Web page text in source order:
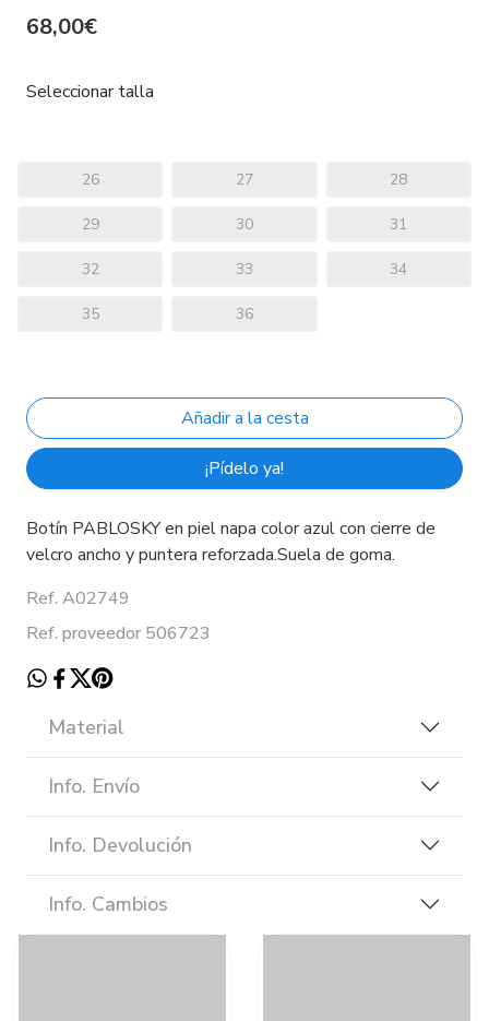
68,00€
Seleccionar talla
26 27 28
29 30 31
32 33 34
35 36
¡Pídelo ya!
Botín PABLOSKY en piel napa color azul con cierre de
velcro ancho y puntera reforzada.Suela de goma.
Ref. A02749
Ref. proveedor 506723
Material
Info. Envío
Info. Devolución
Info. Cambios